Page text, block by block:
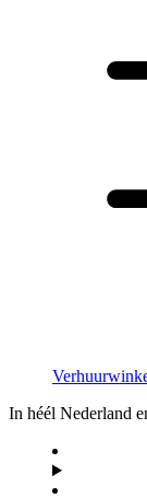
In héél Nederland